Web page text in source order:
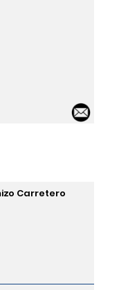
Rodríguez Adorna]
Adorna]
Carretero